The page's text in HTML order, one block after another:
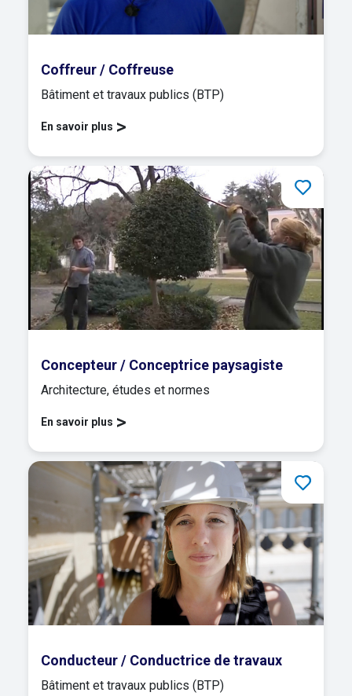
Coffreur / Coffreuse
Bâtiment et travaux publics (BTP)
En savoir plus >
Concepteur / Conceptrice paysagiste
Architecture, études et normes
En savoir plus >
Conducteur / Conductrice de travaux
Bâtiment et travaux publics (BTP)